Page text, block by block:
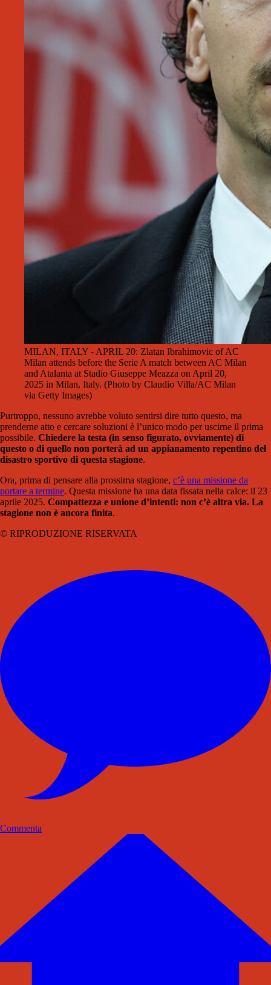
MILAN, ITALY - APRIL 20: Zlatan Ibrahimovic of AC
Milan attends before the Serie A match between AC Milan
and Atalanta at Stadio Giuseppe Meazza on April 20,
2025 in Milan, Italy. (Photo by Claudio Villa/AC Milan
via Getty Images)
Purtroppo, nessuno avrebbe voluto sentirsi dire tutto questo, ma
prenderne atto e cercare soluzioni è l’unico modo per uscirne il prima
possibile. Chiedere la testa (in senso figurato, ovviamente) di
questo o di quello non porterà ad un appianamento repentino del
disastro sportivo di questa stagione.
Ora, prima di pensare alla prossima stagione, c’è una missione da
portare a termine. Questa missione ha una data fissata nella calce: il 23
aprile 2025. Compat­tezza e unione d’intenti: non c’è altra via. La
stagione non è ancora finita.
© RIPRODUZIONE RISERVATA
Commenta